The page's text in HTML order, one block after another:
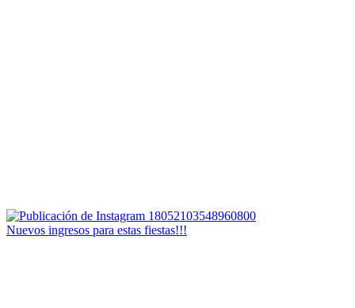
Nuevos ingresos para estas fiestas!!!